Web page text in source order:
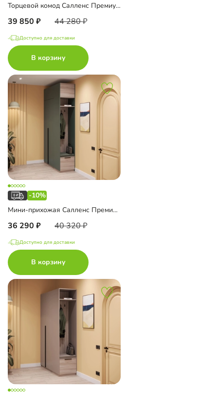
Торцевой комод Салленс Премиум с полками и антресолью
39 850 44 280
Доступно для доставки
В корзину
-10%
Мини-прихожая Салленс Премиум торцевая с антресолью
36 290 40 320
Доступно для доставки
В корзину